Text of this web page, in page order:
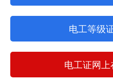
电工等级
电工证网